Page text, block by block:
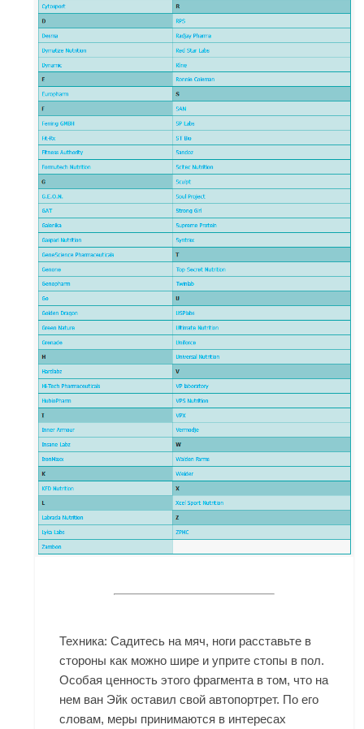
Техника: Садитесь на мяч, ноги расставьте в
стороны как можно шире и уприте стопы в пол.
Особая ценность этого фрагмента в том, что на
нем ван Эйк оставил свой автопортрет. По его
словам, меры принимаются в интересах